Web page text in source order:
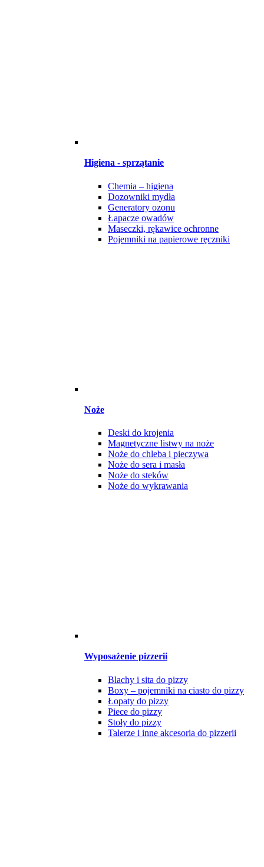
Higiena - sprzątanie
Chemia – higiena
Dozowniki mydła
Generatory ozonu
Łapacze owadów
Maseczki, rękawice ochronne
Pojemniki na papierowe ręczniki
Noże
Deski do krojenia
Magnetyczne listwy na noże
Noże do chleba i pieczywa
Noże do sera i masła
Noże do steków
Noże do wykrawania
Wyposażenie pizzerii
Blachy i sita do pizzy
Boxy – pojemniki na ciasto do pizzy
Łopaty do pizzy
Piece do pizzy
Stoły do pizzy
Talerze i inne akcesoria do pizzerii